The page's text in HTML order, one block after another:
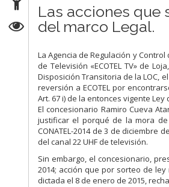
Las acciones que
del marco Legal.
La Agencia de Regulación y
de Televisión «ECOTEL TV» de
Disposición Transitoria de la LOC,
reversión a ECOTEL por
Art. 67 i) de la entonces vigente Ley
El concesionario Ramiro Cueva
justificar el porqué de la mora de
CONATEL-2014 de 3 de
del canal 22 UHF de televisión.
Sin embargo, el concesionario,
2014; acción que por sorteo de
dictada el 8 de enero de 2015,